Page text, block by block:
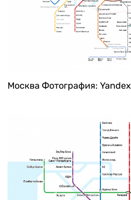
Москва Фотография: Yandex